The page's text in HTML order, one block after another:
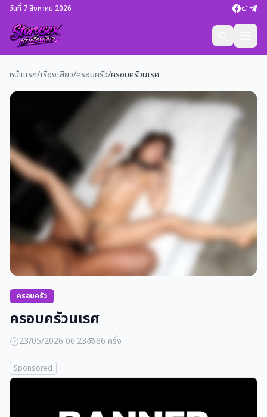
วันที่ 7 สิงหาคม 2026
หน้าแรก/เรื่องเสียว/ครอบครัว/ครอบครัวนเรศ
ครอบครัว
ครอบครัวนเรศ
23/05/2026 06:23 86 ครั้ง
Sponsored